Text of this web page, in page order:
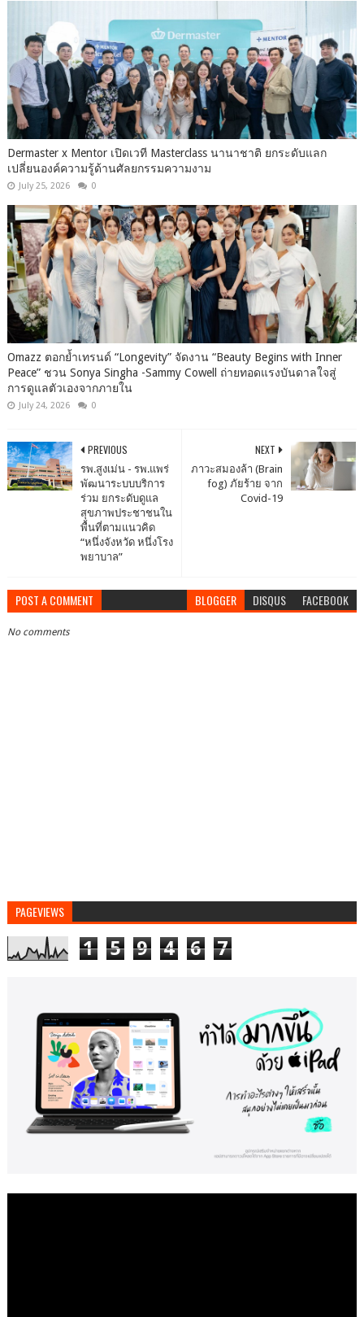
Dermaster x Mentor เปิดเวที Masterclass นานาชาติ ยกระดับแลก
เปลี่ยนองค์ความรู้ด้านศัลยกรรมความงาม
July 25, 2026 0
Omazz ตอกย้ำเทรนด์ “Longevity” จัดงาน “Beauty Begins with Inner
Peace” ชวน Sonya Singha -​Sammy Cowell ถ่ายทอดแรงบันดาลใจสู่
การดูแลตัวเองจากภายใน
July 24, 2026 0
NEXT
ภาวะสมองล้า (Brain
fog) ภัยร้าย จาก
Covid-19
PREVIOUS
รพ.สูงเม่น - รพ.แพร่
พัฒนาระบบบริการ
ร่วม ยกระดับดูแล
สุขภาพประชาชนใน
พื้นที่ตามแนวคิด
“หนึ่งจังหวัด หนึ่งโรง
พยาบาล”
POST A COMMENT BLOGGER DISQUS FACEBOOK
No comments
PAGEVIEWS
1 5 9 4 6 7